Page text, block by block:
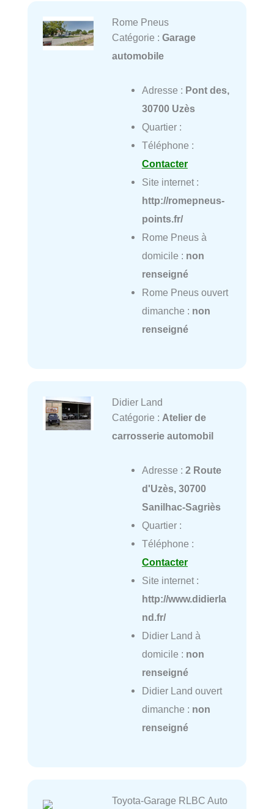
Rome Pneus
Catégorie : Garage
automobile
Adresse : Pont des,
30700 Uzès
Quartier :
Téléphone :
Contacter
Site internet :
http://romepneus-
points.fr/
Rome Pneus à
domicile : non
renseigné
Rome Pneus ouvert
dimanche : non
renseigné
Didier Land
Catégorie : Atelier de
carrosserie automobil
Adresse : 2 Route
d'Uzès, 30700
Sanilhac-Sagriès
Quartier :
Téléphone :
Contacter
Site internet :
http://www.didierla
nd.fr/
Didier Land à
domicile : non
renseigné
Didier Land ouvert
dimanche : non
renseigné
Toyota-Garage RLBC Auto